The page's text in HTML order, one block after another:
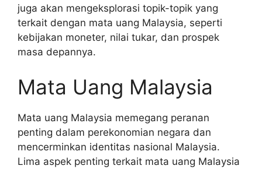
juga akan mengeksplorasi topik-topik yang
terkait dengan mata uang Malaysia, seperti
kebijakan moneter, nilai tukar, dan prospek
masa depannya.
Mata Uang Malaysia
Mata uang Malaysia memegang peranan
penting dalam perekonomian negara dan
mencerminkan identitas nasional Malaysia.
Lima aspek penting terkait mata uang Malaysia